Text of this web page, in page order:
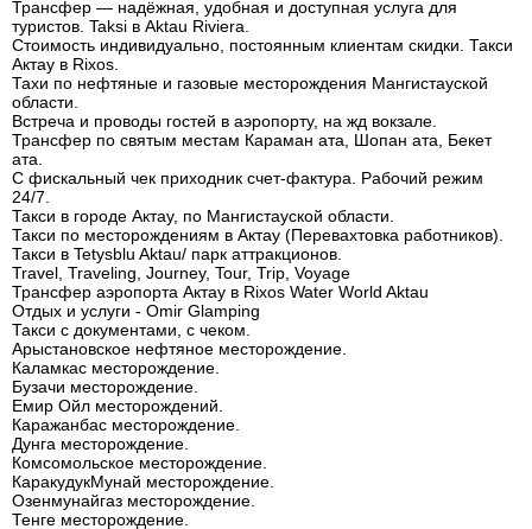
Трансфер — надёжная, удобная и доступная услуга для
туристов. Taksi в Aktau Riviera.
Стоимость индивидуально, постоянным клиентам скидки. Такси
Актау в Rixos.
Тахи по нефтяные и газовые месторождения Мангистауской
области.
Встреча и проводы гостей в аэропорту, на жд вокзале.
Трансфер по святым местам Караман ата, Шопан ата, Бекет
ата.
С фискальный чек приходник счет-фактура. Рабочий режим
24/7.
Такси в городе Актау, по Мангистауской области.
Такси по месторождениям в Актау (Перевахтовка работников).
Такси в Tetysblu Aktau/ парк аттракционов.
Travel, Traveling, Journey, Tour, Trip, Voyage
Трансфер аэропорта Актау в Rixos Water World Aktau
Отдых и услуги - Omir Glamping
Такси с документами, с чеком.
Арыстановское нефтяное месторождение.
Каламкас месторождение.
Бузачи месторождение.
Емир Ойл месторождений.
Каражанбас месторождение.
Дунга месторождение.
Комсомольское месторождение.
КаракудукМунай месторождение.
Озенмунайгаз месторождение.
Тенге месторождение.